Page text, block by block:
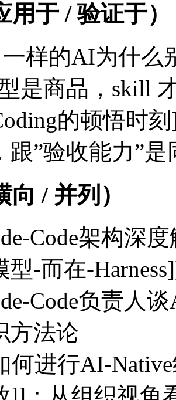
用于 / 验证于）
样的AI为什么
是商品，skill
的顿悟时
跟”验收能力”是
向 / 并列）
Code架构深
型-而在-
Code负责人
方法论
何进行AI-